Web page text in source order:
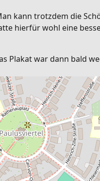
kann trotzdem die
hierfür wohl eine
Plakat war dann bald